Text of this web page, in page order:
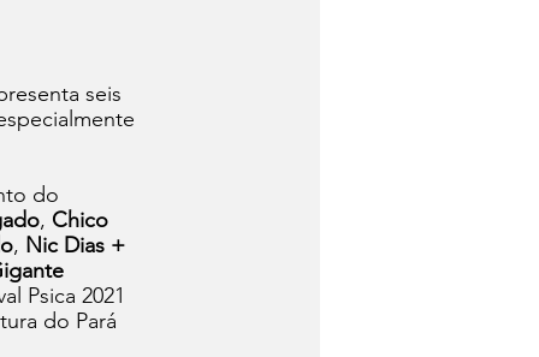
seis
do
, Chico
, Nic Dias +
Psica 2021
do Pará